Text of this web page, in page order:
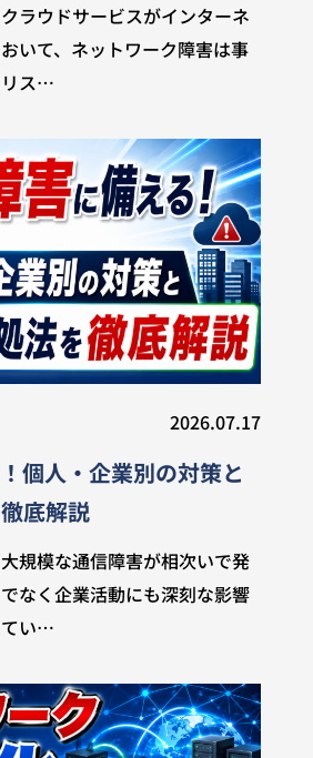
ラウドサービスがインターネ
いて、ネットワーク障害は事
リス…
2026.07.17
個人・企業別の対策と
底解説
規模な通信障害が相次いで発
なく企業活動にも深刻な影響
てい…